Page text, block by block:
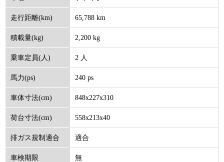
走行距離(km) 65,788 km
積載量(kg) 2,200 kg
乗車定員(人) 2 人
馬力(ps) 240 ps
車体寸法(cm) 848x227x310
荷台寸法(cm) 558x213x40
排ガス規制適合 適合
車検期限 無